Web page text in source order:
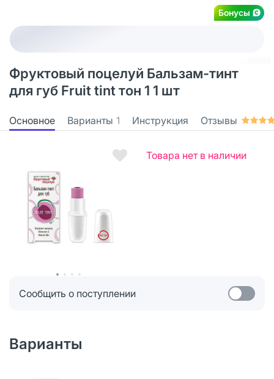
Бонусы
Фруктовый поцелуй Бальзам-тинт
для губ Fruit tint тон 1 1 шт
Основное Варианты 1 Инструкция Отзывы
Товара нет в наличии
Сообщить о поступлении
Варианты